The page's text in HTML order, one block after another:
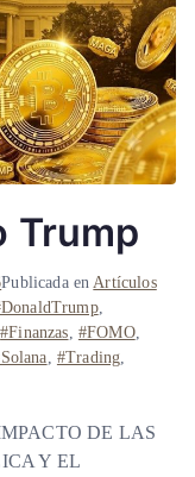
Trump
Publicada enArtículos
,
#Finanzas, #FOMO,
, #Trading,
DE LAS
Y EL